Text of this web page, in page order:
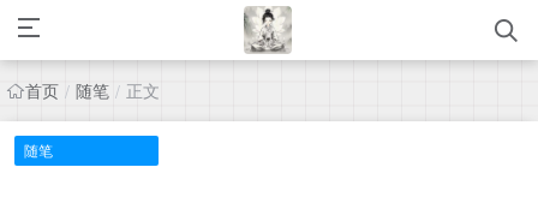
首页 / 随笔 / 正文
随笔